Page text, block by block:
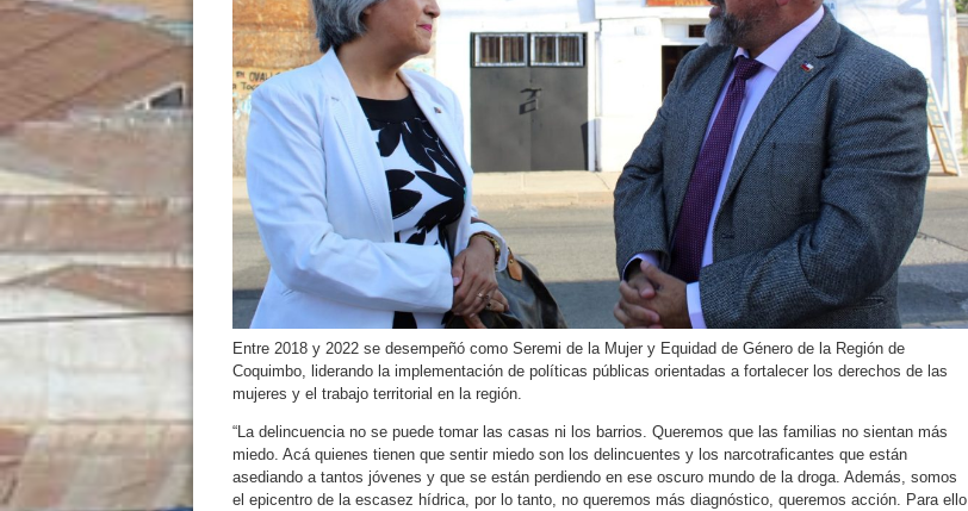
Entre 2018 y 2022 se desempeñó como Seremi de la Mujer y Equidad de Género de la Región de
Coquimbo, liderando la implementación de políticas públicas orientadas a fortalecer los derechos de las
mujeres y el trabajo territorial en la región.
“La delincuencia no se puede tomar las casas ni los barrios. Queremos que las familias no sientan más
miedo. Acá quienes tienen que sentir miedo son los delincuentes y los narcotraficantes que están
asediando a tantos jóvenes y que se están perdiendo en ese oscuro mundo de la droga. Además, somos
el epicentro de la escasez hídrica, por lo tanto, no queremos más diagnóstico, queremos acción. Para ello